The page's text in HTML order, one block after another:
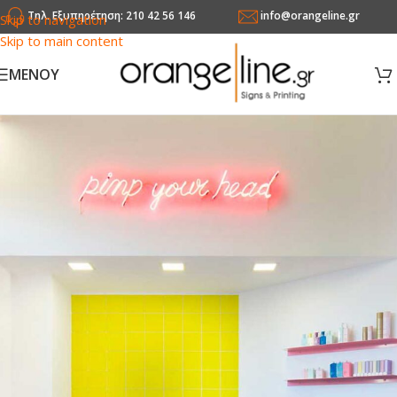
Skip to navigation
Skip to main content
Τηλ. Εξυπηρέτηση: 210 42 56 146 info@orangeline.gr
MENOY